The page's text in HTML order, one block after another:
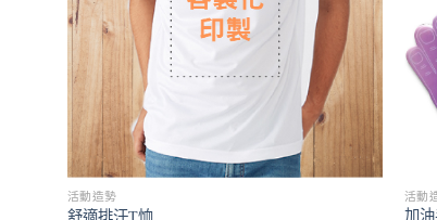
活動造勢
舒適排汗T恤
活動
加